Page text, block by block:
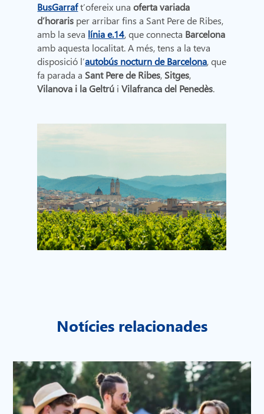
BusGarraft’ofereix unaoferta variada
d’horaris per arribar fins a Sant Pere de Ribes,
amb la seva línia e.14, que connecta Barcelona
amb aquesta localitat. A més, tens a la teva
disposició l’autobús nocturn de Barcelona, ​​que
fa parada a Sant Pere de Ribes, Sitges,
Vilanova i la Geltrú iVilafranca del Penedès.
Notícies relacionades